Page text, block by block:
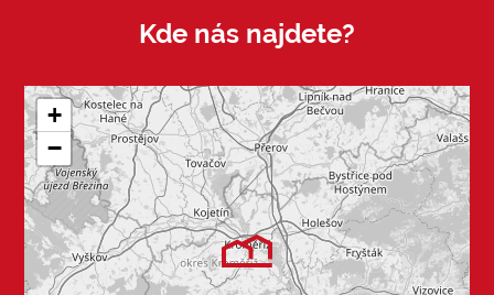
Kde nás najdete?
+
−